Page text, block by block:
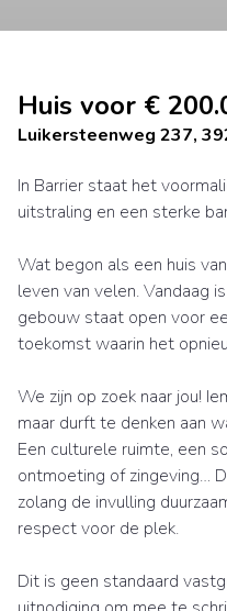
Huis voor €
Luikersteenweg 237,
In Barrier staat het
uitstraling en een sterke
Wat begon als een huis
leven van velen. Vandaag
gebouw staat open voor
toekomst waarin het
We zijn op zoek naar jou!
maar durft te denken aan
Een culturele ruimte, een
ontmoeting of zingeving…
zolang de invulling
respect voor de plek.
Dit is geen standaard